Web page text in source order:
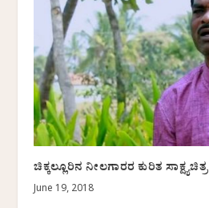
ಚಿಕ್ಕಲ್ಲೂರಿನ ನೀಲಗಾರರ ಕುರಿತ ಸಾಕ್ಷ್ಯಚಿತ್ರ
June 19, 2018